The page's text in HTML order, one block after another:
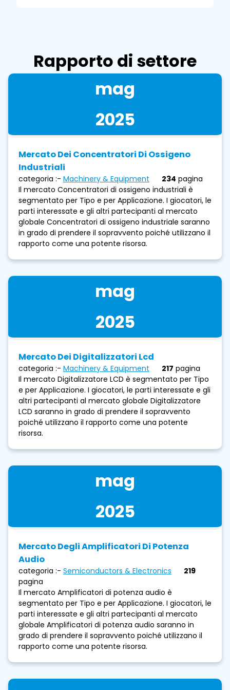
Rapporto di settore
mag
2025
Mercato Dei Concentratori Di Ossigeno
Industriali
categoria :- Machinery & Equipment 234 pagina
Il mercato Concentratori di ossigeno industriali è
segmentato per Tipo e per Applicazione. I giocatori, le
parti interessate e gli altri partecipanti al mercato
globale Concentratori di ossigeno industriale saranno
in grado di prendere il sopravvento poiché utilizzano il
rapporto come una potente risorsa.
mag
2025
Mercato Dei Digitalizzatori Lcd
categoria :- Machinery & Equipment 217 pagina
Il mercato Digitalizzatore LCD è segmentato per Tipo
e per Applicazione. I giocatori, le parti interessate e gli
altri partecipanti al mercato globale Digitalizzatore
LCD saranno in grado di prendere il sopravvento
poiché utilizzano il rapporto come una potente
risorsa.
mag
2025
Mercato Degli Amplificatori Di Potenza
Audio
categoria :- Semiconductors & Electronics
219
pagina
Il mercato Amplificatori di potenza audio è
segmentato per Tipo e per Applicazione. I giocatori, le
parti interessate e gli altri partecipanti al mercato
globale Amplificatori di potenza audio saranno in
grado di prendere il sopravvento poiché utilizzano il
rapporto come una potente risorsa.